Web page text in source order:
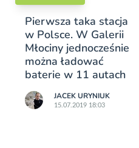
Pierwsza taka stacja
w Polsce. W Galerii
Młociny jednocześnie
można ładować
baterie w 11 autach
JACEK URYNIUK
15.07.2019 18:03